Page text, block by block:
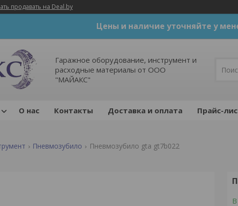
продавать на Deal.by
Цены и наличие уточняйте у
Гаражное оборудование, инструмент и
расходные материалы от ООО
"МАЙАКС"
О нас Контакты Доставка и оплата Прайс-
Пневмозубило Пневмозубило gta gt7b022